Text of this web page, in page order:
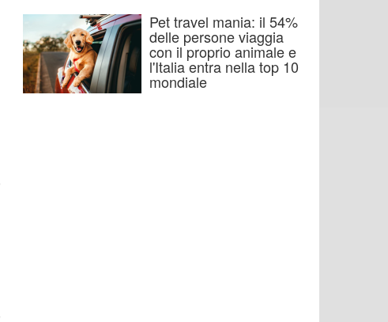
Pet travel mania: il 54%
delle persone viaggia
con il proprio animale e
l'Italia entra nella top 10
mondiale